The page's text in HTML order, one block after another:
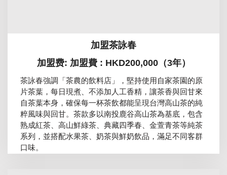
加盟茶詠春
加盟费: 加盟費 : HKD200,000（3年）
茶詠春強調「茶農的飲料店」，堅持使用自家茶園的原
片茶葉，每日現煮、不添加人工香精，讓茶香與回甘來
自茶葉本身，確保每一杯茶飲都能呈現台灣高山茶的純
粹風味與回甘。茶款多以南投鹿谷高山茶為基底，包含
熟成紅茶、高山鮮綠茶、典藏四季春、金萱青茶等純茶
系列，並搭配水果茶、奶茶與鮮奶飲品，滿足不同客群
口味。